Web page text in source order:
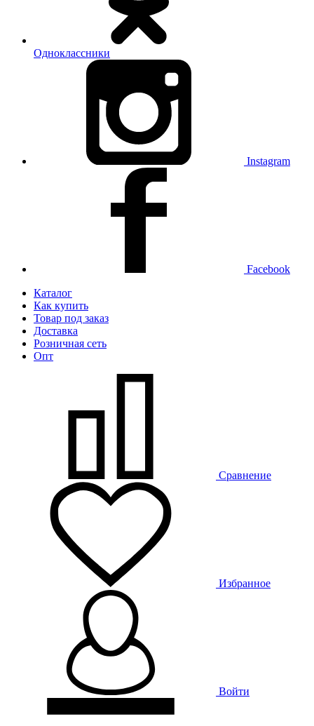
Одноклассники
Instagram
Facebook
Каталог
Как купить
Товар под заказ
Доставка
Розничная сеть
Опт
Сравнение
Избранное
Войти